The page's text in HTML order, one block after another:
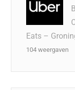
Eats –
104 weergaven